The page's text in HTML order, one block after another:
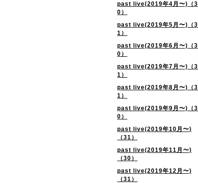
past live(2019年4月〜)（3
0）
past live(2019年5月〜)（3
1）
past live(2019年6月〜)（3
0）
past live(2019年7月〜)（3
1）
past live(2019年8月〜)（3
1）
past live(2019年9月〜)（3
0）
past live(2019年10月〜)
（31）
past live(2019年11月〜)
（30）
past live(2019年12月〜)
（31）